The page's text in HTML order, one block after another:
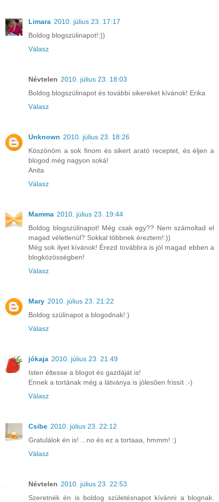
Limara 2010. július 23. 17:17
Boldog blogszülinapot!:))
Válasz
Névtelen 2010. július 23. 18:03
Boldog blogszülinapot és további sikereket kívánok! Erika
Válasz
Unknown 2010. július 23. 18:26
Köszönöm a sok finom és sikert arató receptet, és éljen a
blogod még nagyon soká!
Anita
Válasz
Mamma 2010. július 23. 19:44
Boldog blogszülinapot! Még csak egy?? Nem számoltad el
magad véletlenül? Sokkal többnek éreztem!:))
Még sok ilyet kívánok! Érezd továbbra is jól magad ebben a
blogközösségben!
Válasz
Mary 2010. július 23. 21:22
Boldog szülinapot a blogodnak!:)
Válasz
jókaja 2010. július 23. 21:49
Isten éltesse a blogot és gazdáját is!
Ennek a tortának még a látványa is jólesően frissít :-)
Válasz
Csibe 2010. július 23. 22:12
Gratulálok én is! ...no és ez a tortaaa, hmmm! :)
Válasz
Névtelen 2010. július 23. 22:53
Szeretnék én is boldog születésnapot kívánni a blognak.